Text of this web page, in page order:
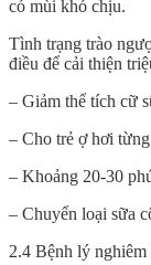
có mùi khó chịu.
Tình trạng trào
điều để cải thiện
– Giảm thể tích cữ
– Cho trẻ ợ hơi
– Khoảng 20-30
– Chuyển loại sữa
2.4 Bệnh lý nghiêm